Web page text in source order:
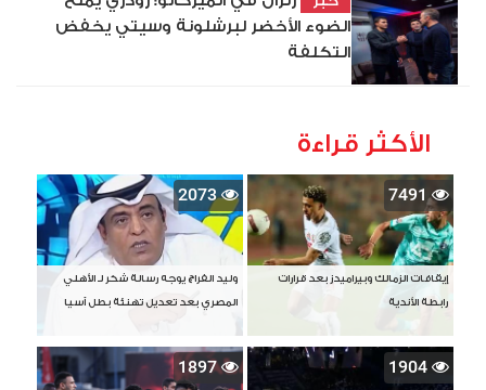
الضوء الأخضر لبرشلونة وسيتي يخفض
التكلفة
الأكثر قراءة
7491
إيقافات الزمالك وبيراميدز بعد قرارات
رابطة الأندية
2073
وليد الفراج يوجه رسالة شكر لـ الأهلي
المصري بعد تعديل تهنئة بطل آسيا
1904
1897